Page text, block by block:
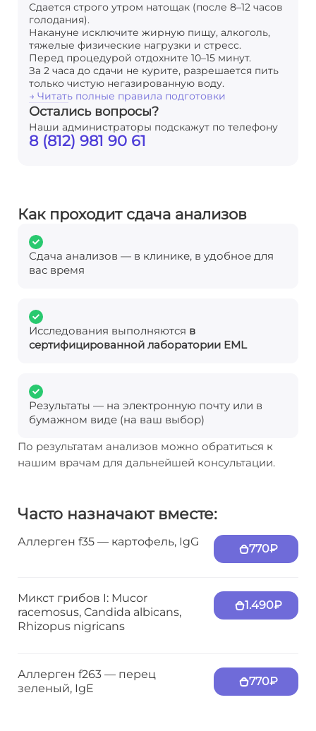
Сдается строго утром натощак (после 8–12 часов
голодания).
Накануне исключите жирную пищу, алкоголь,
тяжелые физические нагрузки и стресс.
Перед процедурой отдохните 10–15 минут.
За 2 часа до сдачи не курите, разрешается пить
только чистую негазированную воду.
→ Читать полные правила подготовки
Остались вопросы?
Наши администраторы подскажут по телефону
8 (812) 981 90 61
Как проходит сдача анализов
Сдача анализов — в клинике, в удобное для
вас время
Исследования выполняются в
сертифицированной лаборатории EML
Результаты — на электронную почту или в
бумажном виде (на ваш выбор)
По результатам анализов можно обратиться к
нашим врачам для дальнейшей консультации.
Часто назначают вместе:
Аллерген f35 — картофель, IgG
770₽
Микст грибов I: Mucor
racemosus, Candida albicans,
Rhizopus nigricans
1.490₽
Аллерген f263 — перец
зеленый, IgE
770₽